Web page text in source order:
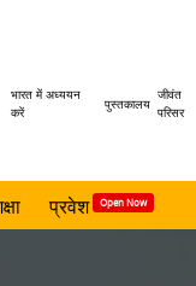
भारत में अध्ययन
करें
पुस्तकालय
जीवंत
परिसर
प्रवेश